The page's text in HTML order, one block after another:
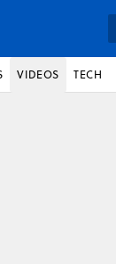
VIDEOS TECH